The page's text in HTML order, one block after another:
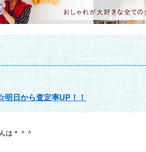
日から査定率UP！！
は＊＾＾